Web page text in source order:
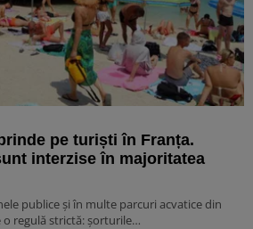
pe turiști în Franța.
interzise în majoritatea
publice și în multe parcuri acvatice din
o regulă strictă: șorturile…